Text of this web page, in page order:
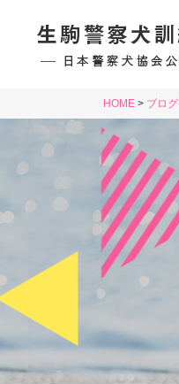
HOME > ブログ